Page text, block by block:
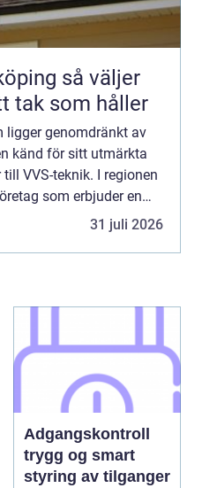
väljer
tak som håller
ligger genomdränkt av
känd för sitt utmärkta
VVS-teknik. I regionen
som erbjuder en
31 juli 2026
Adgangskontroll
trygg og smart
styring av tilganger